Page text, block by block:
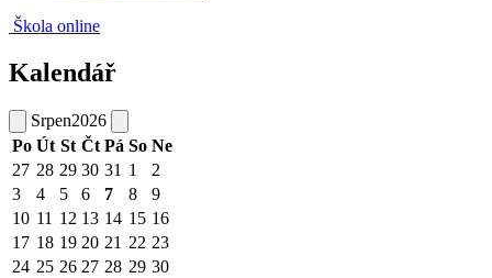
Škola online
Kalendář
Srpen2026
Po Út St Čt Pá So Ne
27 28 29 30 31 1
2
3
4 5 6 7 8
9
10 11 12 13 14 15 16
17 18 19 20 21 22 23
24 25 26 27 28 29 30